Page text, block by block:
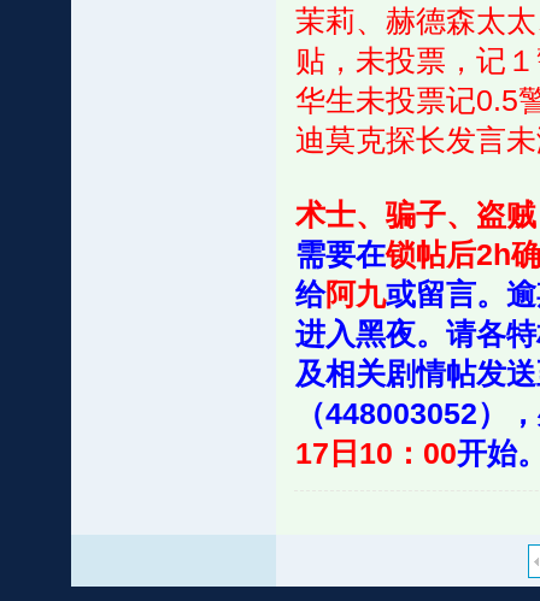
茉莉、赫德森太
贴，未投票，记
华生未投票记0.5
迪莫克探长发言
术士、骗子、盗贼
需要在锁帖后2h
给阿九或留言。
进入黑夜。请各
及相关剧情帖发
（448003052）
17日10：00开始